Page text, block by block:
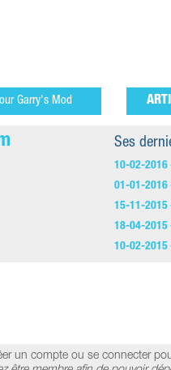
Garry's Mod
Ses
10-02-2016
01-01-2016
15-11-2015
18-04-2015
10-02-2015
un compte ou se connecter